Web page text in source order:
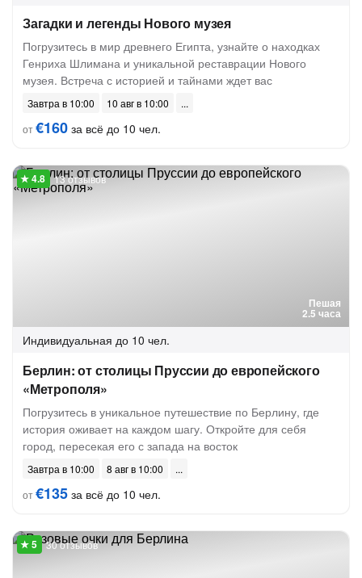
Загадки и легенды Нового музея
Погрузитесь в мир древнего Египта, узнайте о находках
Генриха Шлимана и уникальной реставрации Нового
музея. Встреча с историей и тайнами ждет вас
Завтра в 10:00
10 авг в 10:00
от€160 за всё до 10 чел.
Пешая
2.5 часа
13 отзывов
Индивидуальная до 10 чел.
Берлин: от столицы Пруссии до европейского
«Метрополя»
Погрузитесь в уникальное путешествие по Берлину, где
история оживает на каждом шагу. Откройте для себя
город, пересекая его с запада на восток
Завтра в 10:00
8 авг в 10:00
от€135 за всё до 10 чел.
30 отзывов